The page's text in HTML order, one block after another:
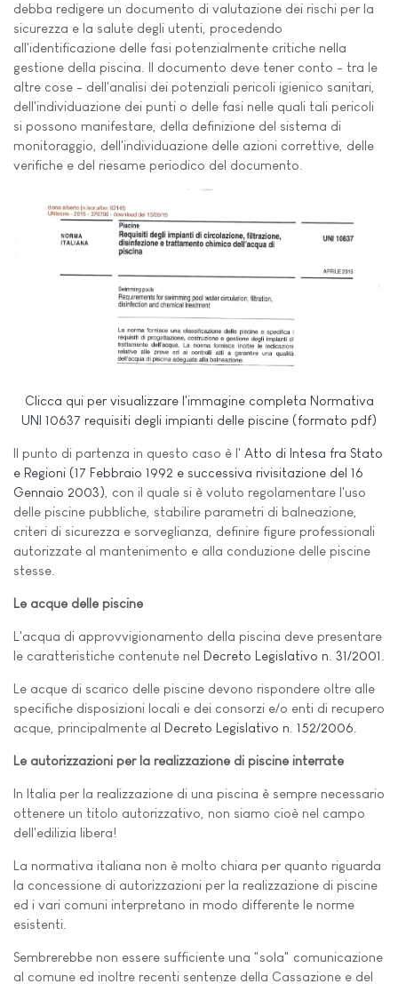
debba redigere un documento di valutazione dei rischi per la
sicurezza e la salute degli utenti, procedendo
all'identificazione delle fasi potenzialmente critiche nella
gestione della piscina. Il documento deve tener conto - tra le
altre cose - dell'analisi dei potenziali pericoli igienico sanitari,
dell'individuazione dei punti o delle fasi nelle quali tali pericoli
si possono manifestare, della definizione del sistema di
monitoraggio, dell'individuazione delle azioni correttive, delle
verifiche e del riesame periodico del documento.
Clicca qui per visualizzare l'immagine completa Normativa
UNI 10637 requisiti degli impianti delle piscine (formato pdf)
Il punto di partenza in questo caso è l' Atto di Intesa fra Stato
e Regioni (17 Febbraio 1992 e successiva rivisitazione del 16
Gennaio 2003), con il quale si è voluto regolamentare l'uso
delle piscine pubbliche, stabilire parametri di balneazione,
criteri di sicurezza e sorveglianza, definire figure professionali
autorizzate al mantenimento e alla conduzione delle piscine
stesse.
Le acque delle piscine
L'acqua di approvvigionamento della piscina deve presentare
le caratteristiche contenute nel Decreto Legislativo n. 31/2001.
Le acque di scarico delle piscine devono rispondere oltre alle
specifiche disposizioni locali e dei consorzi e/o enti di recupero
acque, principalmente al Decreto Legislativo n. 152/2006.
Le autorizzazioni per la realizzazione di piscine interrate
In Italia per la realizzazione di una piscina è sempre necessario
ottenere un titolo autorizzativo, non siamo cioè nel campo
dell'edilizia libera!
La normativa italiana non è molto chiara per quanto riguarda
la concessione di autorizzazioni per la realizzazione di piscine
ed i vari comuni interpretano in modo differente le norme
esistenti.
Sembrerebbe non essere sufficiente una "sola" comunicazione
al comune ed inoltre recenti sentenze della Cassazione e del